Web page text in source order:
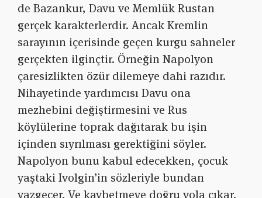
de Bazankur, Davu ve Memlük Rustan
gerçek karakterlerdir. Ancak Kremlin
sarayının içerisinde geçen kurgu sahneler
gerçekten ilginçtir. Örneğin Napolyon
çaresizlikten özür dilemeye dahi razıdır.
Nihayetinde yardımcısı Davu ona
mezhebini değiştirmesini ve Rus
köylülerine toprak dağıtarak bu işin
içinden sıyrılması gerektiğini söyler.
Napolyon bunu kabul edecekken, çocuk
yaştaki Ivolgin’in sözleriyle bundan
vazgeçer. Ve kaybetmeye doğru yola çıkar.